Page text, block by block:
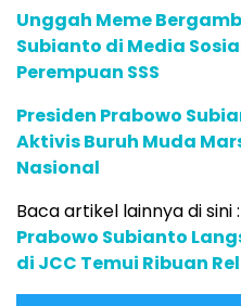
Unggah Meme
Subianto di Media
Perempuan SSS
Presiden Prabowo
Aktivis Buruh Muda
Nasional
Baca artikel lainnya di sini :
Prabowo Subianto
di JCC Temui Ribuan